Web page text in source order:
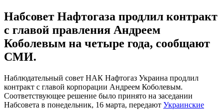
Набсовет Нафтогаза продлил контракт
с главой правления Андреем
Коболевым на четыре года, сообщают
СМИ.
Наблюдательный совет НАК Нафтогаз Украина продлил
контракт с главой корпорации Андреем Коболевым.
Соответствующее решение было принято на заседании
Набсовета в понедельник, 16 марта, передают Украинские